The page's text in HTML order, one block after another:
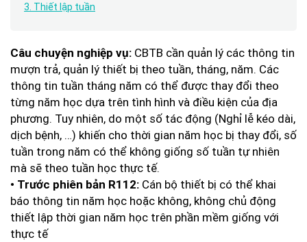
3. Thiết lập tuần
Câu chuyện nghiệp vụ: CBTB cần quản lý các thông tin
mượn trả, quản lý thiết bị theo tuần, tháng, năm. Các
thông tin tuần tháng năm có thể được thay đổi theo
từng năm học dựa trên tình hình và điều kiện của địa
phương. Tuy nhiên, do một số tác động (Nghỉ lễ kéo dài,
dịch bệnh, …) khiến cho thời gian năm học bị thay đổi, số
tuần trong năm có thể không giống số tuần tự nhiên
mà sẽ theo tuần học thực tế.
• Trước phiên bản R112: Cán bộ thiết bị có thể khai
báo thông tin năm học hoặc không, không chủ động
thiết lập thời gian năm học trên phần mềm giống với
thực tế